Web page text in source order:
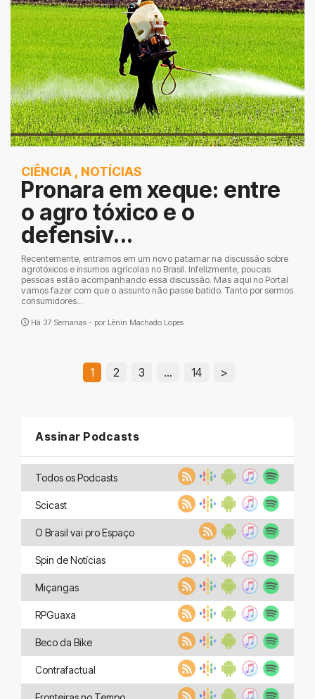
CIÊNCIA , NOTÍCIAS
Pronara em xeque: entre
o agro tóxico e o
defensiv...
Recentemente, entramos em um novo patamar na discussão sobre
agrotóxicos e insumos agrícolas no Brasil. Infelizmente, poucas
pessoas estão acompanhando essa discussão. Mas aqui no Portal
vamos fazer com que o assunto não passe batido. Tanto por sermos
consumidores...
Há 37 Semanas - por Lênin Machado Lopes
1 2 3 … 14 >
Assinar Podcasts
Todos os Podcasts
Scicast
O Brasil vai pro Espaço
Spin de Notícias
Miçangas
RPGuaxa
Beco da Bike
Contrafactual